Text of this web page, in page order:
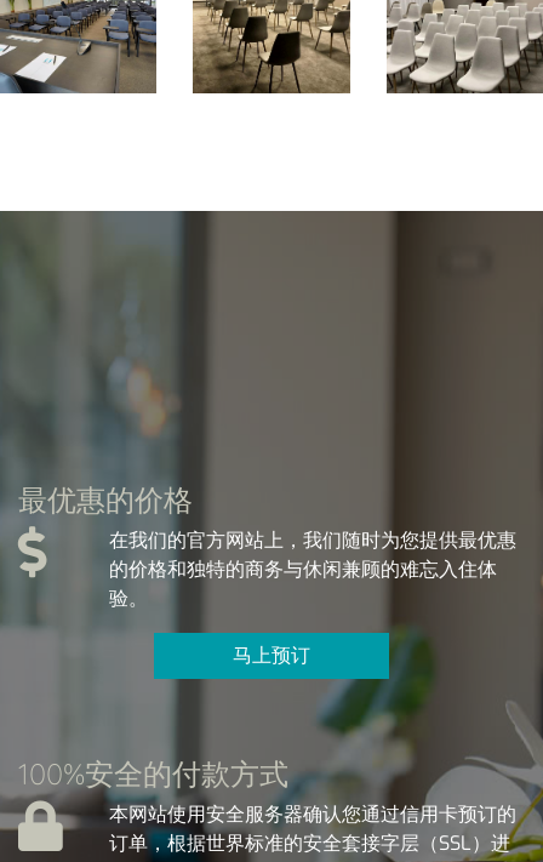
最优惠的价格
在我们的官方网站上，我们随时为您提供最优惠
的价格和独特的商务与休闲兼顾的难忘入住体
验。
马上预订
100%安全的付款方式
本网站使用安全服务器确认您通过信用卡预订的
订单，根据世界标准的安全套接字层（SSL）进